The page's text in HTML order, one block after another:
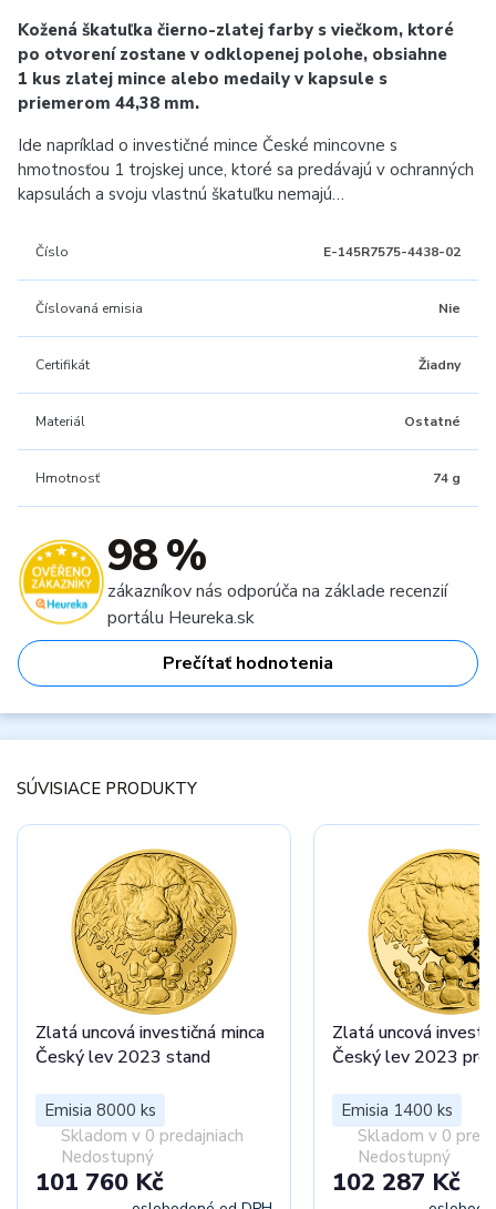
Kožená škatuľka čierno-zlatej farby s viečkom, ktoré
po otvorení zostane v odklopenej polohe, obsiahne
1 kus zlatej mince alebo medaily v kapsule s
priemerom 44,38 mm.
Ide napríklad o investičné mince České mincovne s
hmotnosťou 1 trojskej unce, ktoré sa predávajú v ochranných
kapsulách a svoju vlastnú škatuľku nemajú…
Číslo E-145R7575-4438-02
Číslovaná emisia Nie
Certifikát Žiadny
Materiál Ostatné
Hmotnosť 74 g
98 %
zákazníkov nás odporúča na základe recenzií
portálu Heureka.sk
Prečítať hodnotenia
SÚVISIACE PRODUKTY
Zlatá uncová investičná minca
Český lev 2023 stand
Emisia 8000 ks
Skladom v 0 predajniach
Nedostupný
101 760 Kč
Zlatá uncová
Český lev 2023
Emisia 1400 ks
Skladom v 0
Nedostupný
102 287 Kč